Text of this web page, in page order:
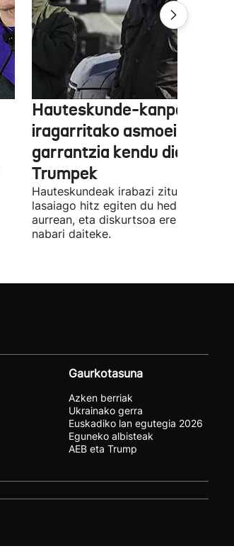
Hauteskunde-kanpainan
iragarritako asmoei
garrantzia kendu die
Trumpek
Hauteskundeak irabazi zituenetik
lasaiago hitz egiten du hedabideen
aurrean, eta diskurtsoa ere aldatu
nabari daiteke.
Gaurkotasuna
Azken berriak
Ukrainako gerra
Euskadiko lan egutegia 2026
Eguneko albisteak
AEB eta Trump